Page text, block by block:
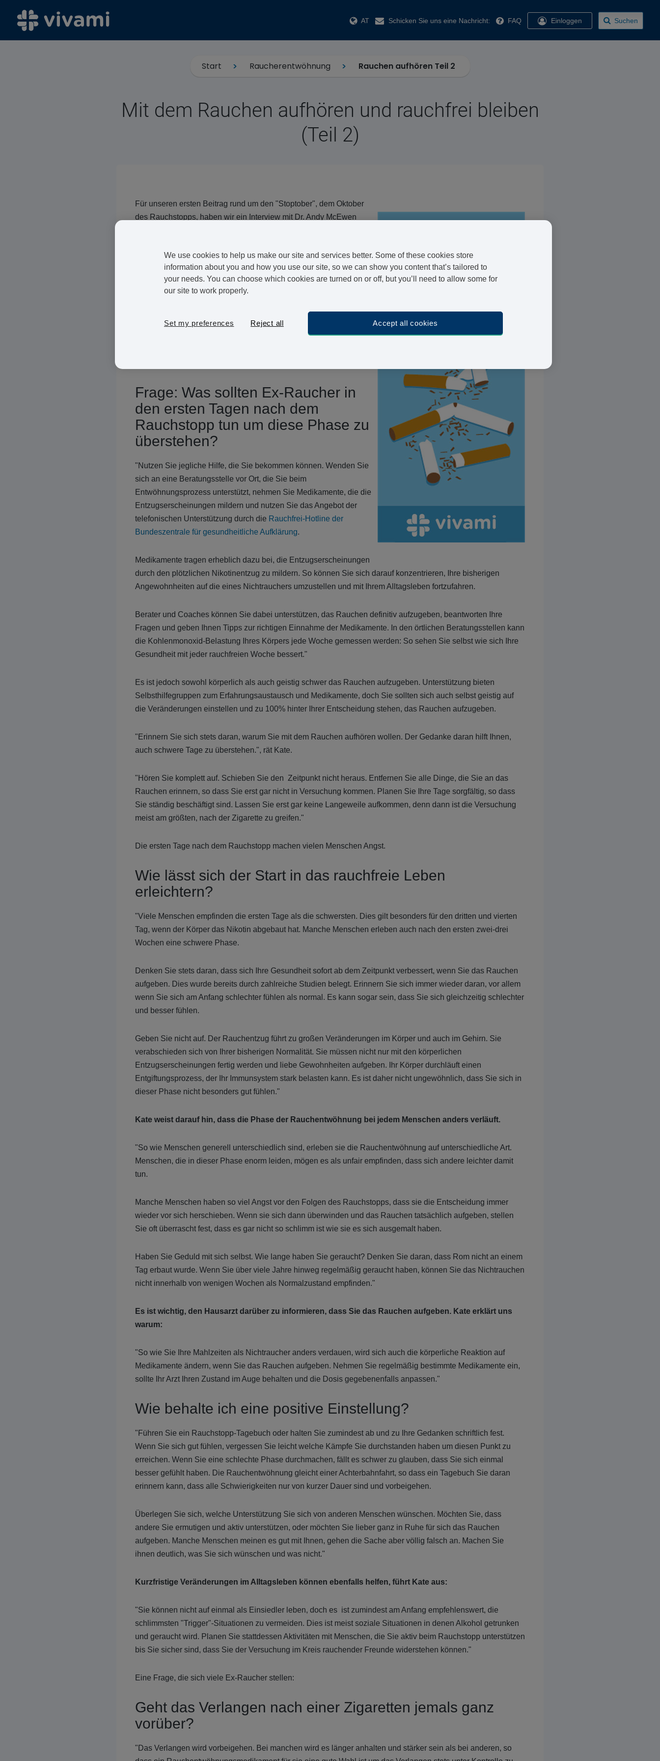
AT Schicken Sie uns eine Nachricht: FAQ Einloggen Suchen
Start Raucherentwöhnung Rauchen aufhören Teil 2
Mit dem Rauchen aufhören und rauchfrei bleiben
(Teil 2)
Für unseren ersten Beitrag rund um den "Stoptober", dem Oktober
des Rauchstopps, haben wir ein Interview mit Dr. Andy McEwen
Beratungsstellen empfehlen um erfolgreich das Rauchen
aufzugeben. Dazu haben wir uns mit der britischen Organisation
QUIT unterhalten. QUIT setzt auf die Aufklärung Jugendlicher, so
dass diese erst gar nicht mit dem Rauchen anfangen, und unterstützt
Raucher, die den Zigarettenkonsum aufgeben möchten. Quitline-
Mitarbeiterin Kate Philips sprach mit uns über den Prozess, den jeder
Raucher durchläuft wenn er das Rauchen aufgibt und die
Frage: Was sollten Ex-Raucher in
den ersten Tagen nach dem
Rauchstopp tun um diese Phase zu
überstehen?
"Nutzen Sie jegliche Hilfe, die Sie bekommen können. Wenden Sie
sich an eine Beratungsstelle vor Ort, die Sie beim
Entwöhnungsprozess unterstützt, nehmen Sie Medikamente, die die
Entzugserscheinungen mildern und nutzen Sie das Angebot der
telefonischen Unterstützung durch die Rauchfrei-Hotline der
Bundeszentrale für gesundheitliche Aufklärung.
Medikamente tragen erheblich dazu bei, die Entzugserscheinungen
durch den plötzlichen Nikotinentzug zu mildern. So können Sie sich darauf konzentrieren, Ihre bisherigen
Angewohnheiten auf die eines Nichtrauchers umzustellen und mit Ihrem Alltagsleben fortzufahren.
Berater und Coaches können Sie dabei unterstützen, das Rauchen definitiv aufzugeben, beantworten Ihre
Fragen und geben Ihnen Tipps zur richtigen Einnahme der Medikamente. In den örtlichen Beratungsstellen kann
die Kohlenmonoxid-Belastung Ihres Körpers jede Woche gemessen werden: So sehen Sie selbst wie sich Ihre
Gesundheit mit jeder rauchfreien Woche bessert."
Es ist jedoch sowohl körperlich als auch geistig schwer das Rauchen aufzugeben. Unterstützung bieten
Selbsthilfegruppen zum Erfahrungsaustausch und Medikamente, doch Sie sollten sich auch selbst geistig auf
die Veränderungen einstellen und zu 100% hinter Ihrer Entscheidung stehen, das Rauchen aufzugeben.
"Erinnern Sie sich stets daran, warum Sie mit dem Rauchen aufhören wollen. Der Gedanke daran hilft Ihnen,
auch schwere Tage zu überstehen.", rät Kate.
"Hören Sie komplett auf. Schieben Sie den Zeitpunkt nicht heraus. Entfernen Sie alle Dinge, die Sie an das
Rauchen erinnern, so dass Sie erst gar nicht in Versuchung kommen. Planen Sie Ihre Tage sorgfältig, so dass
Sie ständig beschäftigt sind. Lassen Sie erst gar keine Langeweile aufkommen, denn dann ist die Versuchung
meist am größten, nach der Zigarette zu greifen."
Die ersten Tage nach dem Rauchstopp machen vielen Menschen Angst.
Wie lässt sich der Start in das rauchfreie Leben
erleichtern?
"Viele Menschen empfinden die ersten Tage als die schwersten. Dies gilt besonders für den dritten und vierten
Tag, wenn der Körper das Nikotin abgebaut hat. Manche Menschen erleben auch nach den ersten zwei-drei
Wochen eine schwere Phase.
Denken Sie stets daran, dass sich Ihre Gesundheit sofort ab dem Zeitpunkt verbessert, wenn Sie das Rauchen
aufgeben. Dies wurde bereits durch zahlreiche Studien belegt. Erinnern Sie sich immer wieder daran, vor allem
wenn Sie sich am Anfang schlechter fühlen als normal. Es kann sogar sein, dass Sie sich gleichzeitig schlechter
und besser fühlen.
Geben Sie nicht auf. Der Rauchentzug führt zu großen Veränderungen im Körper und auch im Gehirn. Sie
verabschieden sich von Ihrer bisherigen Normalität. Sie müssen nicht nur mit den körperlichen
Entzugserscheinungen fertig werden und liebe Gewohnheiten aufgeben. Ihr Körper durchläuft einen
Entgiftungsprozess, der Ihr Immunsystem stark belasten kann. Es ist daher nicht ungewöhnlich, dass Sie sich in
dieser Phase nicht besonders gut fühlen."
Kate weist darauf hin, dass die Phase der Rauchentwöhnung bei jedem Menschen anders verläuft.
"So wie Menschen generell unterschiedlich sind, erleben sie die Rauchentwöhnung auf unterschiedliche Art.
Menschen, die in dieser Phase enorm leiden, mögen es als unfair empfinden, dass sich andere leichter damit
tun.
Manche Menschen haben so viel Angst vor den Folgen des Rauchstopps, dass sie die Entscheidung immer
wieder vor sich herschieben. Wenn sie sich dann überwinden und das Rauchen tatsächlich aufgeben, stellen
Sie oft überrascht fest, dass es gar nicht so schlimm ist wie sie es sich ausgemalt haben.
Haben Sie Geduld mit sich selbst. Wie lange haben Sie geraucht? Denken Sie daran, dass Rom nicht an einem
Tag erbaut wurde. Wenn Sie über viele Jahre hinweg regelmäßig geraucht haben, können Sie das Nichtrauchen
nicht innerhalb von wenigen Wochen als Normalzustand empfinden."
Es ist wichtig, den Hausarzt darüber zu informieren, dass Sie das Rauchen aufgeben. Kate erklärt uns
warum:
"So wie Sie Ihre Mahlzeiten als Nichtraucher anders verdauen, wird sich auch die körperliche Reaktion auf
Medikamente ändern, wenn Sie das Rauchen aufgeben. Nehmen Sie regelmäßig bestimmte Medikamente ein,
sollte Ihr Arzt Ihren Zustand im Auge behalten und die Dosis gegebenenfalls anpassen."
Wie behalte ich eine positive Einstellung?
"Führen Sie ein Rauchstopp-Tagebuch oder halten Sie zumindest ab und zu Ihre Gedanken schriftlich fest.
Wenn Sie sich gut fühlen, vergessen Sie leicht welche Kämpfe Sie durchstanden haben um diesen Punkt zu
erreichen. Wenn Sie eine schlechte Phase durchmachen, fällt es schwer zu glauben, dass Sie sich einmal
besser gefühlt haben. Die Rauchentwöhnung gleicht einer Achterbahnfahrt, so dass ein Tagebuch Sie daran
erinnern kann, dass alle Schwierigkeiten nur von kurzer Dauer sind und vorbeigehen.
Überlegen Sie sich, welche Unterstützung Sie sich von anderen Menschen wünschen. Möchten Sie, dass
andere Sie ermutigen und aktiv unterstützen, oder möchten Sie lieber ganz in Ruhe für sich das Rauchen
aufgeben. Manche Menschen meinen es gut mit Ihnen, gehen die Sache aber völlig falsch an. Machen Sie
ihnen deutlich, was Sie sich wünschen und was nicht."
Kurzfristige Veränderungen im Alltagsleben können ebenfalls helfen, führt Kate aus:
"Sie können nicht auf einmal als Einsiedler leben, doch es ist zumindest am Anfang empfehlenswert, die
schlimmsten "Trigger"-Situationen zu vermeiden. Dies ist meist soziale Situationen in denen Alkohol getrunken
und geraucht wird. Planen Sie stattdessen Aktivitäten mit Menschen, die Sie aktiv beim Rauchstopp unterstützen
bis Sie sicher sind, dass Sie der Versuchung im Kreis rauchender Freunde widerstehen können."
Eine Frage, die sich viele Ex-Raucher stellen:
Geht das Verlangen nach einer Zigaretten jemals ganz
vorüber?
"Das Verlangen wird vorbeigehen. Bei manchen wird es länger anhalten und stärker sein als bei anderen, so
We use cookies to help us make our site and services better. Some of these cookies store
information about you and how you use our site, so we can show you content that’s tailored to
your needs. You can choose which cookies are turned on or off, but you’ll need to allow some for
our site to work properly.
Set my preferences Reject all Accept all cookies